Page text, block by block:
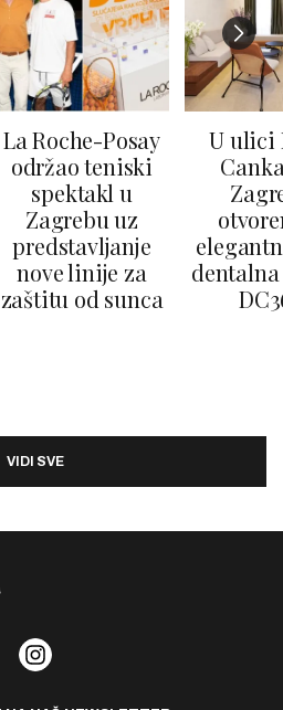
La Roche-Posay
održao teniski
spektakl u
Zagrebu uz
predstavljanje
nove linije za
zaštitu od sunca
U ulici
VIDI SVE